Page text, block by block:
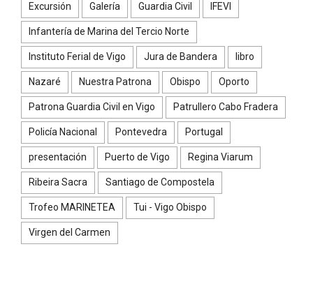
Excursión Galería Guardia Civil IFEVI
Infantería de Marina del Tercio Norte
Instituto Ferial de Vigo Jura de Bandera libro
Nazaré Nuestra Patrona Obispo Oporto
Patrona Guardia Civil en Vigo Patrullero Cabo Fradera
Policía Nacional Pontevedra Portugal
presentación Puerto de Vigo Regina Viarum
Ribeira Sacra Santiago de Compostela
Trofeo MARINETEA Tui - Vigo Obispo
Virgen del Carmen